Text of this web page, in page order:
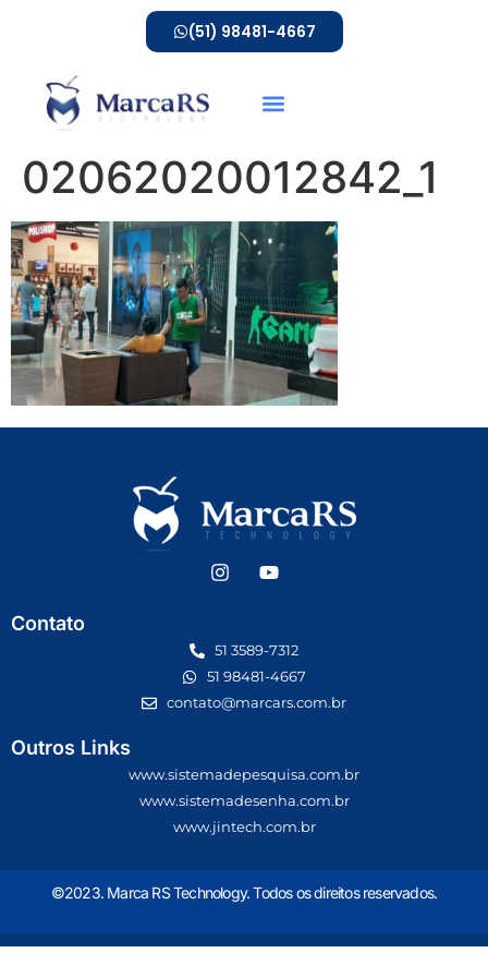
(51) 98481-4667
02062020012842_1
Contato
51 3589-7312
51 98481-4667
contato@marcars.com.br
Outros Links
www.sistemadepesquisa.com.br
www.sistemadesenha.com.br
www.jintech.com.br
©2023. Marca RS Technology. Todos os direitos reservados.